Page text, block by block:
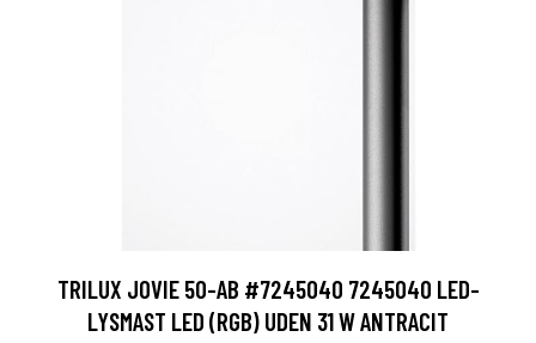
TRILUX JOVIE 50-AB #7245040 7245040 LED-
LYSMAST LED (RGB) UDEN 31 W ANTRACIT